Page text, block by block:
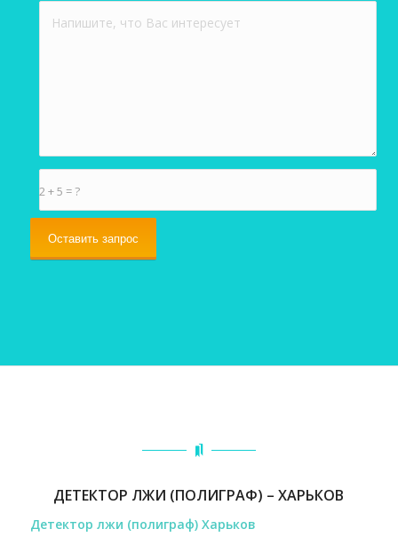
2 + 5 = ?
ДЕТЕКТОР ЛЖИ (ПОЛИГРАФ) – ХАРЬКОВ
Детектор лжи (полиграф) Харьков